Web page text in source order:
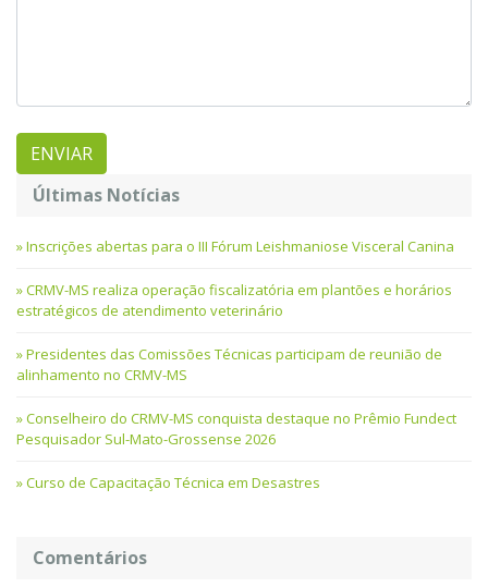
Últimas Notícias
Inscrições abertas para o III Fórum Leishmaniose Visceral Canina
CRMV-MS realiza operação fiscalizatória em plantões e horários
estratégicos de atendimento veterinário
Presidentes das Comissões Técnicas participam de reunião de
alinhamento no CRMV-MS
Conselheiro do CRMV-MS conquista destaque no Prêmio Fundect
Pesquisador Sul-Mato-Grossense 2026
Curso de Capacitação Técnica em Desastres
Comentários